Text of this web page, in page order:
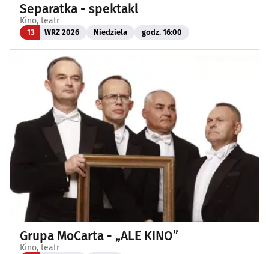
Separatka - spektakl
Kino, teatr
13 WRZ 2026 Niedziela godz. 16:00
Grupa MoCarta - „ALE KINO”
Kino, teatr